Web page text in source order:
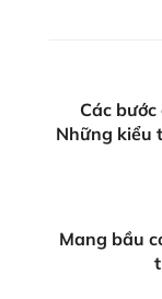
Các
Những kiểu
Mang bầu